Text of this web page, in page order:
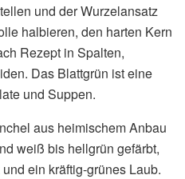
und der Wurzelansatz
halbieren, den harten Kern
Rezept in Spalten,
Das Blattgrün ist eine
und Suppen.
aus heimischem Anbau
weiß bis hellgrün gefärbt,
ein kräftig-grünes Laub.